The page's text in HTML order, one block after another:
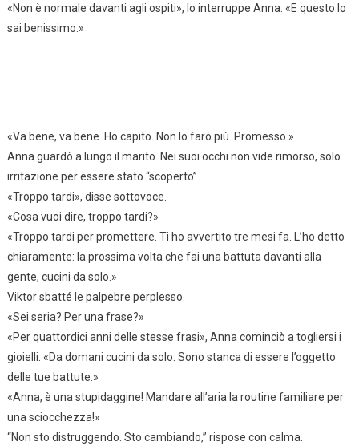
«Non è normale davanti agli ospiti», lo interruppe Anna. «E questo lo
sai benissimo.»
«Va bene, va bene. Ho capito. Non lo farò più. Promesso.»
Anna guardò a lungo il marito. Nei suoi occhi non vide rimorso, solo
irritazione per essere stato “scoperto”.
«Troppo tardi», disse sottovoce.
«Cosa vuoi dire, troppo tardi?»
«Troppo tardi per promettere. Ti ho avvertito tre mesi fa. L’ho detto
chiaramente: la prossima volta che fai una battuta davanti alla
gente, cucini da solo.»
Viktor sbatté le palpebre perplesso.
«Sei seria? Per una frase?»
«Per quattordici anni delle stesse frasi», Anna cominciò a togliersi i
gioielli. «Da domani cucini da solo. Sono stanca di essere l’oggetto
delle tue battute.»
«Anna, è una stupidaggine! Mandare all’aria la routine familiare per
una sciocchezza!»
“Non sto distruggendo. Sto cambiando,” rispose con calma.